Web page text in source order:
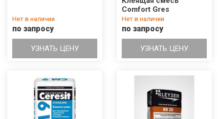
Нет в наличии
по запросу
УЗНАТЬ ЦЕНУ
Comfort Gres
Нет в наличии
по запросу
УЗНАТЬ ЦЕНУ